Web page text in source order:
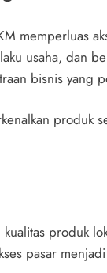
memperluas
usaha, dan
bisnis yang
produk
produk
pasar